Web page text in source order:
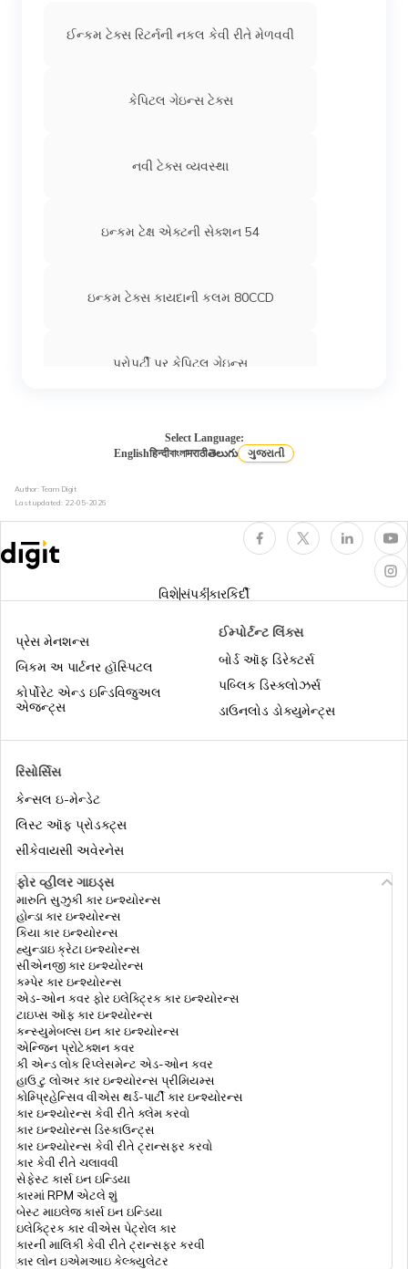
ઈન્કમ ટેક્સ રિટર્નની નકલ કેવી રીતે મેળવવી
કેપિટલ ગેઇન્સ ટેક્સ
નવી ટેક્સ વ્યવસ્થા
ઇન્કમ ટેક્ષ એક્ટની સેક્શન 54
ઇન્કમ ટેક્સ કાયદાની કલમ 80CCD
પ્રોપર્ટી પર કેપિટલ ગેઇન્સ
ઈન્ડિવિજ્યુઅલ ઇન્કમ ટેક્સ સ્લેબ
પેન્શનરો માટે ઇન્કમ ટેક્સ રિટર્ન
ઇન્કમ ટેક્સ કાયદાની કલમ 10
ટીડીએસ રિટર્ન કેવી રીતે ફાઇલ કરવું
સિનિયર સિટિઝન માટે નવા ઇન્કમ ટેક્સ સ્લેબ
ફોર્મ 16A ડાઉનલોડ કરો
ઇન્કમ ટેક્સ કાયદાની કલમ 194A
ઇન્કમ ટેક્સ રીટર્ન ફોર્મ્સ
ITR ફોર્મ 26AS
ટીડીએસ
Select Language:
Englishहिन्दीবাংলাमराठीతెలుగు ગુજરાતી
Author: Team Digit
Last updated: 22-05-2026
વિશેસંપર્કકારકિર્દી
રિસોર્સિસ
કેન્સલ ઇ-મેન્ડેટ
લિસ્ટ ઑફ પ્રોડક્ટ્સ
સીકેવાયસી અવેરનેસ
પ્રેસ મેનશન્સ
બિકમ અ પાર્ટનર હૉસ્પિટલ
કોર્પોરેટ એન્ડ ઇન્ડિવિજુઅલ
એજન્ટ્સ
ઈમ્પોર્ટન્ટ લિંક્સ
બોર્ડ ઑફ ડિરેક્ટર્સ
પબ્લિક ડિસ્ક્લોઝર્સ
ડાઉનલોડ ડોક્યુમેન્ટ્સ
ફોર વ્હીલર ગાઇડ્સ
મારુતિ સુઝુકી કાર ઇન્શ્યોરન્સ
હોન્ડા કાર ઇન્શ્યોરન્સ
કિયા કાર ઇન્શ્યોરન્સ
હ્યુન્ડાઇ ક્રેટા ઇન્શ્યોરન્સ
સીએનજી કાર ઇન્શ્યોરન્સ
કમ્પેર કાર ઇન્શ્યોરન્સ
એડ-ઓન કવર ફોર ઇલેક્ટ્રિક કાર ઇન્શ્યોરન્સ
ટાઇપ્સ ઑફ કાર ઇન્શ્યોરન્સ
કન્સ્યુમેબલ્સ ઇન કાર ઇન્શ્યોરન્સ
એન્જિન પ્રોટેક્શન કવર
કી એન્ડ લોક રિપ્લેસમેન્ટ એડ-ઓન કવર
હાઉ ટુ લોઅર કાર ઇન્શ્યોરન્સ પ્રીમિયમ્સ
કોમ્પ્રિહેન્સિવ વીએસ થર્ડ-પાર્ટી કાર ઇન્શ્યોરન્સ
કાર ઇન્શ્યોરન્સ કેવી રીતે ક્લેમ કરવો
કાર ઇન્શ્યોરન્સ ડિસ્કાઉન્ટ્સ
કાર ઇન્શ્યોરન્સ કેવી રીતે ટ્રાન્સફર કરવો
કાર કેવી રીતે ચલાવવી
સેફેસ્ટ કાર્સ ઇન ઇન્ડિયા
કારમાં RPM એટલે શું
બેસ્ટ માઇલેજ કાર્સ ઇન ઇન્ડિયા
ઇલેક્ટ્રિક કાર વીએસ પેટ્રોલ કાર
કારની માલિકી કેવી રીતે ટ્રાન્સફર કરવી
કાર લોન ઇએમઆઇ કેલ્ક્યુલેટર